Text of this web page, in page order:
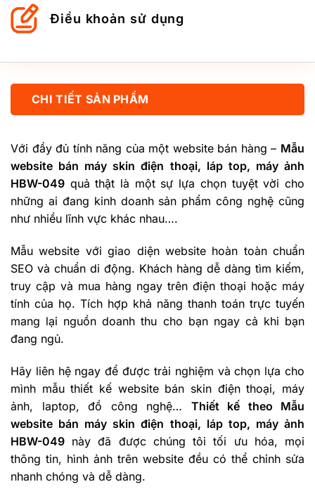
Điều khoản sử dụng
CHI TIẾT SẢN PHẨM
Với đầy đủ tính năng của một website bán hàng – Mẫu
website bán máy skin điện thoại, láp top, máy ảnh
HBW-049 quả thật là một sự lựa chọn tuyệt vời cho
những ai đang kinh doanh sản phẩm công nghệ cũng
như nhiều lĩnh vực khác nhau….
Mẫu website với giao diện website hoàn toàn chuẩn
SEO và chuẩn di động. Khách hàng dễ dàng tìm kiếm,
truy cập và mua hàng ngay trên điện thoại hoặc máy
tính của họ. Tích hợp khả năng thanh toán trực tuyến
mang lại nguồn doanh thu cho bạn ngay cả khi bạn
đang ngủ.
Hãy liên hệ ngay để được trải nghiệm và chọn lựa cho
mình mẫu thiết kế website bán skin điện thoại, máy
ảnh, laptop, đồ công nghệ… Thiết kế theo Mẫu
website bán máy skin điện thoại, láp top, máy ảnh
HBW-049 này đã được chúng tôi tối ưu hóa, mọi
thông tin, hình ảnh trên website đều có thể chỉnh sửa
nhanh chóng và dễ dàng.